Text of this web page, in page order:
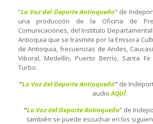
“La Voz del Deporte Antioqueño” de
una producción de la Oficina de
Comunicaciones, del Instituto
Antioquia que se trasmite por la Emisora
de Antioquia, frecuencias de Andes,
Viboral, Medellín, Puerto Berrío, Santa
Turbo.
“La Voz del Deporte Antioqueño” de
audioAQUÍ.
“La Voz del Deporte Antioqueño” de
también se puede escuchar en los